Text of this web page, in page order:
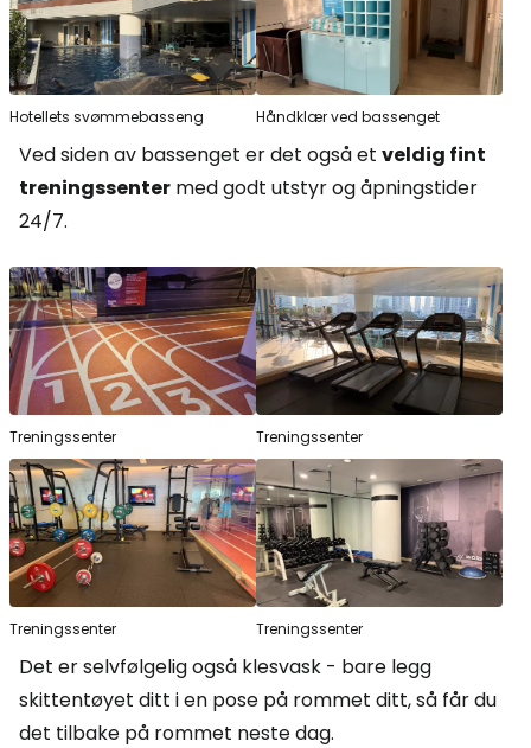
Hotellets svømmebasseng Håndklær ved bassenget
Ved siden av bassenget er det også et veldig fint
treningssenter med godt utstyr og åpningstider
24/7.
Treningssenter Treningssenter
Treningssenter Treningssenter
Det er selvfølgelig også klesvask - bare legg
skittentøyet ditt i en pose på rommet ditt, så får du
det tilbake på rommet neste dag.